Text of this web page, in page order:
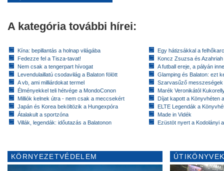
A kategória további hírei:
Kína: bepillantás a holnap világába
Fedezze fel a Tisza-tavat!
Nem csak a tengerpart hívogat
Levendulaillatú csodavilág a Balaton fölött
A vb, ami milliárdokat termel
Élményekkel teli hétvége a MondoConon
Milliók kelnek útra - nem csak a meccsekért
Japán és Korea beköltözik a Hungexpóra
Átalakult a sportzóna
Villák, legendák: időutazás a Balatonon
Egy hátizsákkal a
Koncz Zsuzsa és
A futball ereje, a pályán
Glamping és Balaton: ezt
Szarvasűző messzeségek
Marék Veronikától
Díjat kapott a Könyvhéten
ELTE Legendák a
Made in Vidék
Ezüstöt nyert a Kodolányi
KÖRNYEZETVÉDELEM